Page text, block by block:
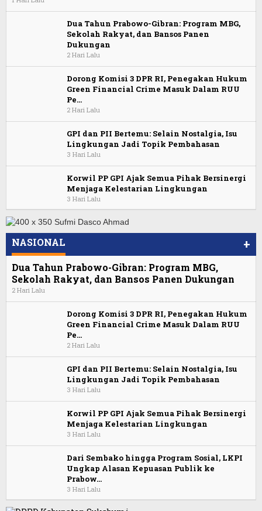
Dua Tahun Prabowo-Gibran: Program MBG,
Sekolah Rakyat, dan Bansos Panen
Dukungan
2 Hari Lalu
Dorong Komisi 3 DPR RI, Penegakan Hukum
Green Financial Crime Masuk Dalam RUU
Pe…
2 Hari Lalu
GPI dan PII Bertemu: Selain Nostalgia, Isu
Lingkungan Jadi Topik Pembahasan
3 Hari Lalu
Korwil PP GPI Ajak Semua Pihak Bersinergi
Menjaga Kelestarian Lingkungan
3 Hari Lalu
NASIONAL +
Dua Tahun Prabowo-Gibran: Program MBG,
Sekolah Rakyat, dan Bansos Panen Dukungan
2 Hari Lalu
Dorong Komisi 3 DPR RI, Penegakan Hukum
Green Financial Crime Masuk Dalam RUU
Pe…
2 Hari Lalu
GPI dan PII Bertemu: Selain Nostalgia, Isu
Lingkungan Jadi Topik Pembahasan
3 Hari Lalu
Korwil PP GPI Ajak Semua Pihak Bersinergi
Menjaga Kelestarian Lingkungan
3 Hari Lalu
Dari Sembako hingga Program Sosial, LKPI
Ungkap Alasan Kepuasan Publik ke
Prabow…
3 Hari Lalu